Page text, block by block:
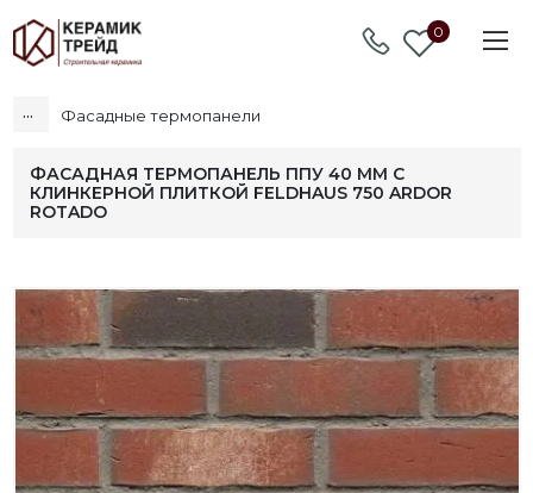
0
... Фасадные термопанели
ФАСАДНАЯ ТЕРМОПАНЕЛЬ ППУ 40 ММ С
КЛИНКЕРНОЙ ПЛИТКОЙ FELDHAUS 750 ARDOR
ROTADO